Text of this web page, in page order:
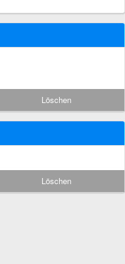
Löschen
Löschen